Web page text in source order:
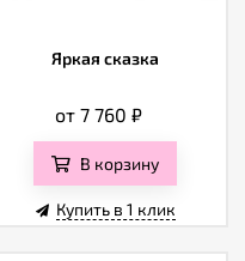
Яркая сказка
от 7 760 ₽
В корзину
Купить в 1 клик